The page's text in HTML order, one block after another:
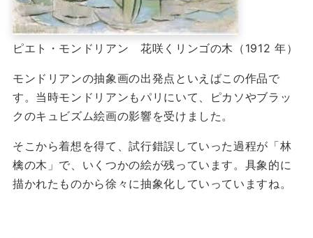
ピエト・モンドリアン 花咲くリンゴの木（1912 年）
モンドリアンの抽象画の出発点といえばこの作品で
す。当時モンドリアンもパリにいて、ピカソやブラッ
クのキュビズム絵画の影響を受けました。
そこから着想を得て、試行錯誤していった過程が「林
檎の木」で、いくつかの絵が残っています。具象的に
描かれたものから徐々に抽象化していっていますね。